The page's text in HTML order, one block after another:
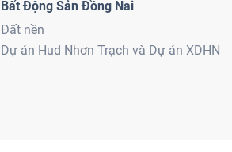
Bất Động Sản Đồng Nai
Đất nền
Dự án Hud Nhơn Trạch và Dự án XDHN